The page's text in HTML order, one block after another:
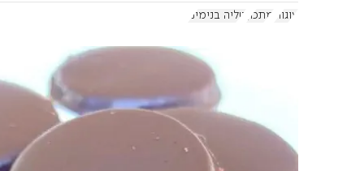
עוגות
מתכון טליה בנימיני